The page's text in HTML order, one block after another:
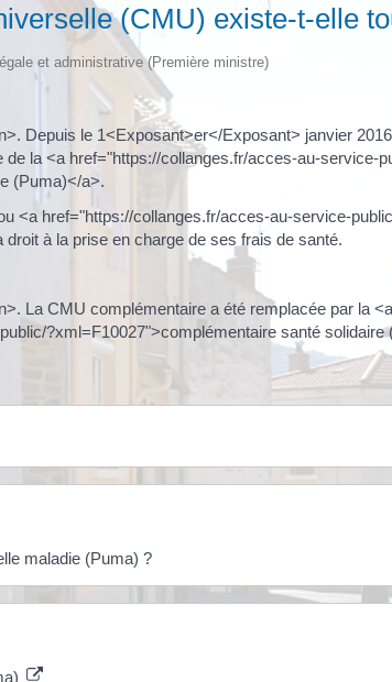
(CMU) existe-t-elle
et administrative (Première ministre)
Depuis le 1<Exposant>er</Exposant> janvier
la <a href="https://collanges.fr/acces-au-service-
(Puma)</a>.
<a href="https://collanges.fr/acces-au-service-
à la prise en charge de ses frais de santé.
La CMU complémentaire a été remplacée par la <a
?xml=F10027">complémentaire santé solidaire
maladie (Puma) ?